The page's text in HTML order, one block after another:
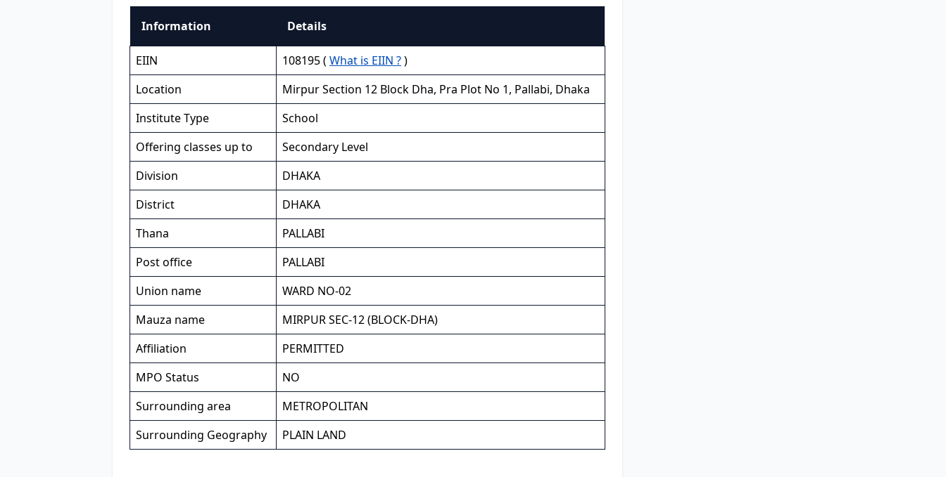
Information Details
EIIN 108195 ( What is EIIN ?)
Location
Mirpur Section 12 Block Dha, Pra Plot No 1, Pallabi, Dhaka
Institute Type
School
Offering classes up to
Secondary Level
Division
DHAKA
District
DHAKA
Thana
PALLABI
Post office
PALLABI
Union name
WARD NO-02
Mauza name
MIRPUR SEC-12 (BLOCK-DHA)
Affiliation
PERMITTED
MPO Status
NO
Surrounding area
METROPOLITAN
Surrounding Geography
PLAIN LAND